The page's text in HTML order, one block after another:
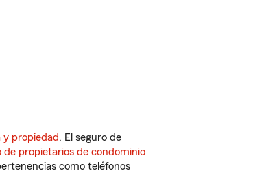
y propiedad. El seguro de
de propietarios de condominio
como teléfonos